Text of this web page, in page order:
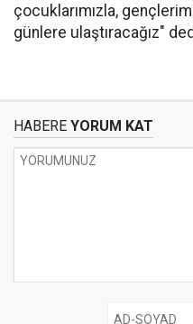
çocuklarımızla,
günlere ulaştıracağız"
HABERE YORUM KAT